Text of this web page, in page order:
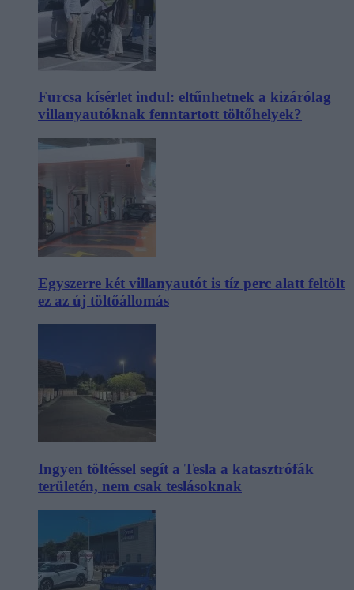
Furcsa kísérlet indul: eltűnhetnek a kizárólag
villanyautóknak fenntartott töltőhelyek?
Egyszerre két villanyautót is tíz perc alatt feltölt
ez az új töltőállomás
Ingyen töltéssel segít a Tesla a katasztrófák
területén, nem csak teslásoknak